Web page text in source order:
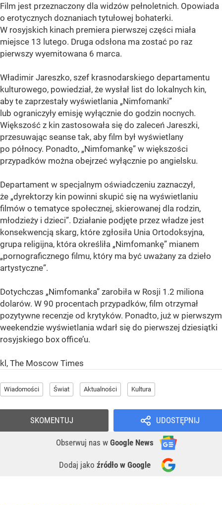
Film jest przeznaczony dla widzów pełnoletnich. Opowiada
o erotycznych doznaniach tytułowej bohaterki.
W rosyjskich kinach premiera pierwszej części miała
miejsce 13 lutego. Druga odsłona ma zostać po raz
pierwszy wyemitowana 6 marca.
Władimir Jareszko, szef krasnodarskiego departamentu
kulturowego, powiedział, że wysłał list do lokalnych kin,
aby te zaprzestały wyświetlania „Nimfomanki”
lub ograniczyły emisję wyłącznie do godzin nocnych.
Większość z kin zastosowała się do zaleceń Jareszki,
przesuwając seanse tak, aby film był wyświetlany
po północy. Ponadto, „Nimfomankę” w większości
przypadków można obejrzeć wyłącznie po angielsku.
Departament w specjalnym oświadczeniu zaznaczył,
że „dyrektorzy kin powinni skupić się na wyświetlaniu
filmów o tematyce społecznej, skierowanej dla rodzin,
młodzieży i dzieci”. Działanie podjęte przez władze jest
konsekwencją skarg, które zgłosiła Unia Ortodoksyjna,
grupa religijna, która określiła „Nimfomankę” mianem
„pornograficznego filmu, który ma być uważany za dzieło
artystyczne”.
Dotychczas „Nimfomanka” zarobiła w Rosji 1.2 miliona
dolarów. W 90 procentach przypadków, film otrzymał
pozytywne recenzje od krytyków. Ponadto, już w pierwszym
weekendzie wyświetlania wdarł się do pierwszej dziesiątki
rosyjskiego box office’u.
kl, The Moscow Times
Wiadomości Świat Aktualności Kultura
UDOSTĘPNIJ
Obserwuj nas w Google News
Dodaj jako źródło w Google
SKOMENTUJ